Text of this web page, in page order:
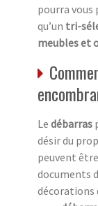
pourra vous
qu’un tri-
meubles et
Le débarras
désir du
peuvent
documents
décorations